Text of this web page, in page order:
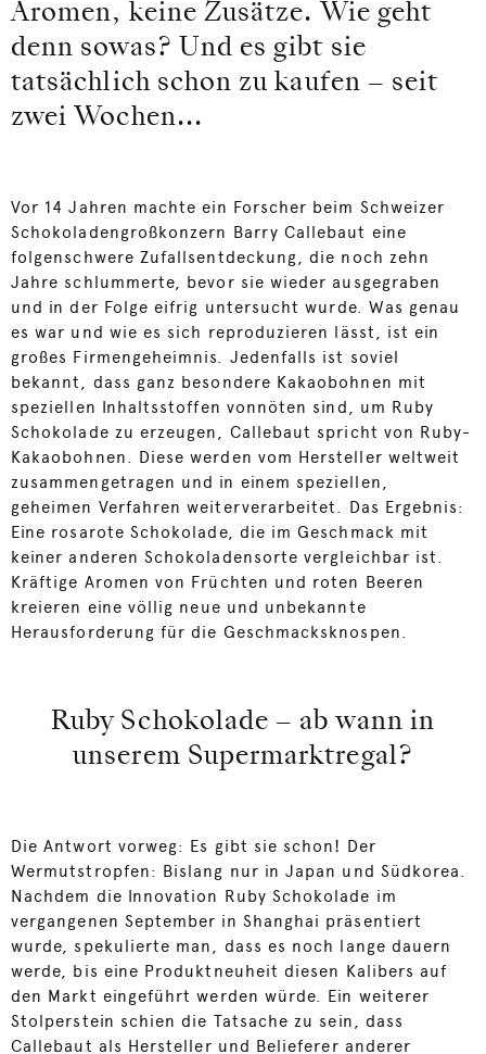
Aromen, keine Zusätze. Wie geht
denn sowas? Und es gibt sie
tatsächlich schon zu kaufen – seit
zwei Wochen...
Vor 14 Jahren machte ein Forscher beim Schweizer
Schokoladengroßkonzern Barry Callebaut eine
folgenschwere Zufallsentdeckung, die noch zehn
Jahre schlummerte, bevor sie wieder ausgegraben
und in der Folge eifrig untersucht wurde. Was genau
es war und wie es sich reproduzieren lässt, ist ein
großes Firmengeheimnis. Jedenfalls ist soviel
bekannt, dass ganz besondere Kakaobohnen mit
speziellen Inhaltsstoffen vonnöten sind, um Ruby
Schokolade zu erzeugen, Callebaut spricht von Ruby-
Kakaobohnen. Diese werden vom Hersteller weltweit
zusammengetragen und in einem speziellen,
geheimen Verfahren weiterverarbeitet. Das Ergebnis:
Eine rosarote Schokolade, die im Geschmack mit
keiner anderen Schokoladensorte vergleichbar ist.
Kräftige Aromen von Früchten und roten Beeren
kreieren eine völlig neue und unbekannte
Herausforderung für die Geschmacksknospen.
Ruby Schokolade – ab wann in
unserem Supermarktregal?
Die Antwort vorweg: Es gibt sie schon! Der
Wermutstropfen: Bislang nur in Japan und Südkorea.
Nachdem die Innovation Ruby Schokolade im
vergangenen September in Shanghai präsentiert
wurde, spekulierte man, dass es noch lange dauern
werde, bis eine Produktneuheit diesen Kalibers auf
den Markt eingeführt werden würde. Ein weiterer
Stolperstein schien die Tatsache zu sein, dass
Callebaut als Hersteller und Belieferer anderer